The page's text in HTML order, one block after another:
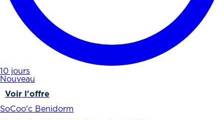
10 jours
Nouveau
Voir l'offre
SoCoo'c Benidorm